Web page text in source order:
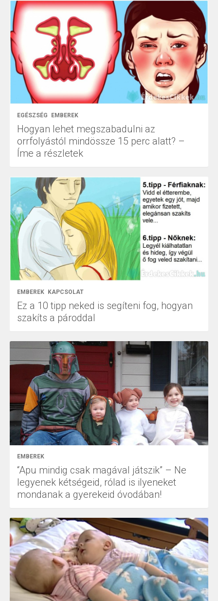
EGÉSZSÉG EMBEREK
Hogyan lehet megszabadulni az
orrfolyástól mindössze 15 perc alatt? –
Íme a részletek
EMBEREK KAPCSOLAT
Ez a 10 tipp neked is segíteni fog, hogyan
szakíts a pároddal
EMBEREK
“Apu mindig csak magával játszik” – Ne
legyenek kétségeid, rólad is ilyeneket
mondanak a gyerekeid óvodában!